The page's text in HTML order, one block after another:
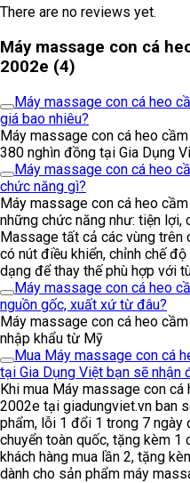
There are no reviews yet.
Máy massage con cá
2002e (4)
Máy massage con cá heo
giá bao nhiêu?
Máy massage con cá heo
380 nghìn đồng tại Gia Dụng
Máy massage con cá heo
chức năng gì?
Máy massage con cá heo
những chức năng như: tiện lợi,
Massage tất cả các vùng trên
có nút điều khiển, chỉnh chế
dạng để thay thế phù hợp với
Máy massage con cá heo
nguồn gốc, xuất xứ từ đâu?
Máy massage con cá heo
nhập khẩu từ Mỹ
Mua Máy massage con cá
tại Gia Dụng Việt bạn sẽ nhận
Khi mua Máy massage con cá
2002e tại giadungviet.vn ban
phẩm, lỗi 1 đổi 1 trong 7 ngày
chuyển toàn quốc, tặng kèm 1
khách hàng mua lần 2, tặng
dành cho sản phẩm máy